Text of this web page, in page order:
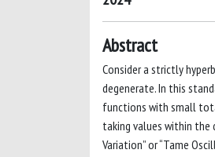
Abstract
Consider a strictly
degenerate. In this
functions with small
taking values within the
Variation” or “Tame